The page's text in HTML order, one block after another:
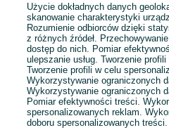
E-mail
Hasło
Użycie dokładnych danych
skanowanie charakterystyki
Rozumienie odbiorców dzięki
z różnych źródeł.
dostęp do nich. Pomiar
ulepszanie usług. Tworzenie
Tworzenie profili w celu
Wykorzystywanie ograniczonych
Wykorzystywanie ograniczonych
Pomiar efektywności treści.
spersonalizowanych reklam.
doboru spersonalizowanych treści.